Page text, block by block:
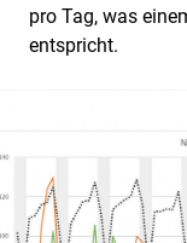
pro Tag, was
entspricht.